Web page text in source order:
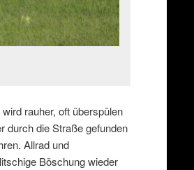
rauher, oft überspülen
durch die Straße gefunden
Allrad und
Böschung wieder